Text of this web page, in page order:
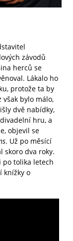
závodů
herců se
Lákalo ho
protože ta by
však bylo málo,
dvě nabídky,
hru, a
objevil se
. Už po měsící
skoro dva roky.
po tolika letech
knížky o